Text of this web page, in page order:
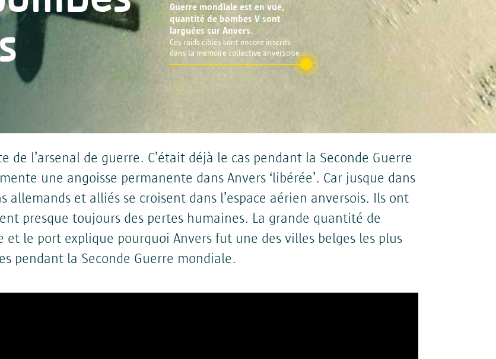
Guerre mondiale est en vue,
quantité de bombes V sont
larguées sur Anvers.
Ces raids ciblés sont encore inscrits
dans la mémoire collective anversoise.
l’arsenal de guerre. C’était déjà le cas pendant la Seconde Guerre
une angoisse permanente dans Anvers ‘libérée’. Car jusque dans
allemands et alliés se croisent dans l’espace aérien anversois. Ils ont
presque toujours des pertes humaines. La grande quantité de
le port explique pourquoi Anvers fut une des villes belges les plus
pendant la Seconde Guerre mondiale.
de manière ciblée, offrir une expérience d'utilisation efficace et personnelle, et
respecter les obligations légales.
Vous avez donné votre consentement pour le traitement des newsletters.
Transfert à d'autres parties
La ville d'Anvers ne transmet vos données personnelles à des tiers que pour :
Fournir les informations demandées par vous ;
Réaliser les services que vous avez demandés (en ligne) ;
Se conformer aux obligations légales.